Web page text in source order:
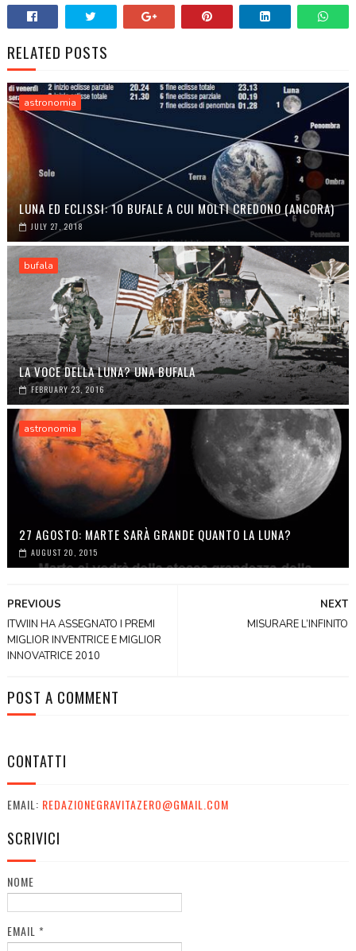
RELATED POSTS
astronomia
LUNA ED ECLISSI: 10 BUFALE A CUI MOLTI CREDONO (ANCORA)
JULY 27, 2018
bufala
LA VOCE DELLA LUNA? UNA BUFALA
FEBRUARY 23, 2016
astronomia
27 AGOSTO: MARTE SARÀ GRANDE QUANTO LA LUNA?
AUGUST 20, 2015
NEXT
MISURARE L’INFINITO
PREVIOUS
ITWIIN HA ASSEGNATO I PREMI
MIGLIOR INVENTRICE E MIGLIOR
INNOVATRICE 2010
POST A COMMENT
CONTATTI
EMAIL: REDAZIONEGRAVITAZERO@GMAIL.COM
SCRIVICI
NOME
EMAIL *